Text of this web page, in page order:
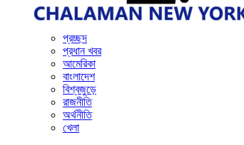
প্রচ্ছদ
প্রধান খবর
আমেরিকা
বাংলাদেশ
বিশ্বজুড়ে
রাজনীতি
অর্থনীতি
খেলা